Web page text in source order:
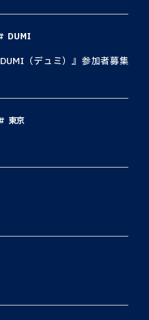
DUMI
（デュミ）』参加者募集
東京